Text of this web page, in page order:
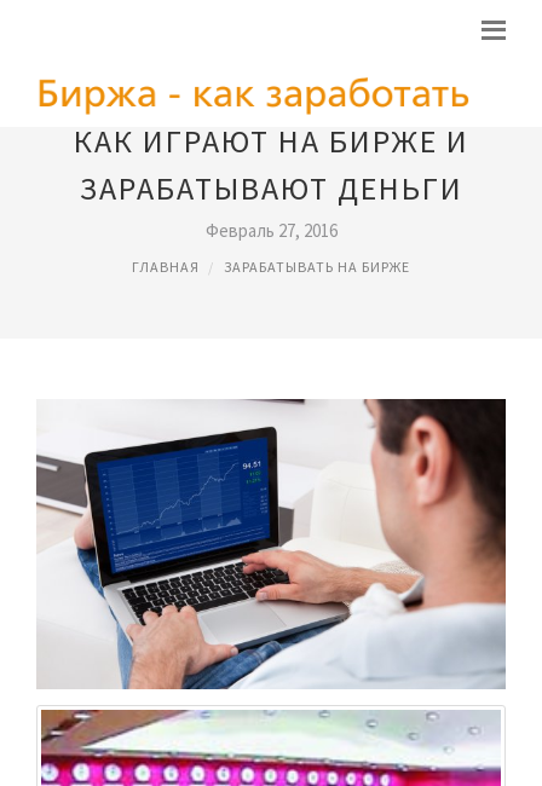
КАК ИГРАЮТ НА БИРЖЕ И
ЗАРАБАТЫВАЮТ ДЕНЬГИ
Февраль 27, 2016
ГЛАВНАЯ ЗАРАБАТЫВАТЬ НА БИРЖЕ